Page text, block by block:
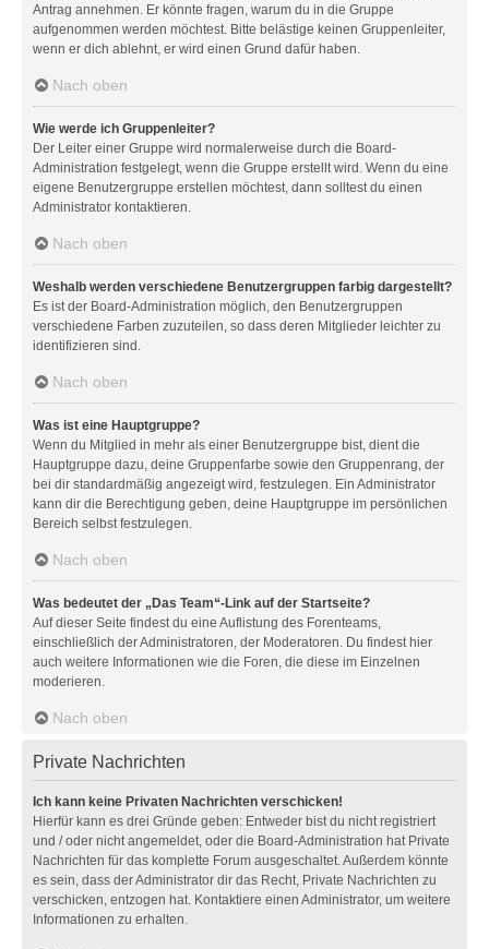
Antrag annehmen. Er könnte fragen, warum du in die Gruppe
aufgenommen werden möchtest. Bitte belästige keinen Gruppenleiter,
wenn er dich ablehnt, er wird einen Grund dafür haben.
Nach oben
Wie werde ich Gruppenleiter?
Der Leiter einer Gruppe wird normalerweise durch die Board-
Administration festgelegt, wenn die Gruppe erstellt wird. Wenn du eine
eigene Benutzergruppe erstellen möchtest, dann solltest du einen
Administrator kontaktieren.
Nach oben
Weshalb werden verschiedene Benutzergruppen farbig dargestellt?
Es ist der Board-Administration möglich, den Benutzergruppen
verschiedene Farben zuzuteilen, so dass deren Mitglieder leichter zu
identifizieren sind.
Nach oben
Was ist eine Hauptgruppe?
Wenn du Mitglied in mehr als einer Benutzergruppe bist, dient die
Hauptgruppe dazu, deine Gruppenfarbe sowie den Gruppenrang, der
bei dir standardmäßig angezeigt wird, festzulegen. Ein Administrator
kann dir die Berechtigung geben, deine Hauptgruppe im persönlichen
Bereich selbst festzulegen.
Nach oben
Was bedeutet der „Das Team“-Link auf der Startseite?
Auf dieser Seite findest du eine Auflistung des Forenteams,
einschließlich der Administratoren, der Moderatoren. Du findest hier
auch weitere Informationen wie die Foren, die diese im Einzelnen
moderieren.
Nach oben
Private Nachrichten
Ich kann keine Privaten Nachrichten verschicken!
Hierfür kann es drei Gründe geben: Entweder bist du nicht registriert
und / oder nicht angemeldet, oder die Board-Administration hat Private
Nachrichten für das komplette Forum ausgeschaltet. Außerdem könnte
es sein, dass der Administrator dir das Recht, Private Nachrichten zu
verschicken, entzogen hat. Kontaktiere einen Administrator, um weitere
Informationen zu erhalten.